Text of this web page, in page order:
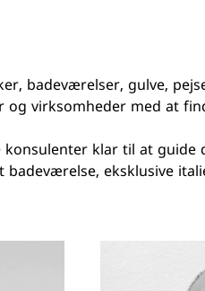
d line
Form & Refine
IB Laursen
badeværelser, gulve,
virksomheder med at
klar til at guide
eksklusive